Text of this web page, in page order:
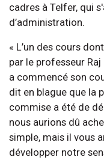
cadres à Telfer, qui
d’administration.
« L’un des cours
par le professeur Raj
a commencé son
dit en blague que la
commise a été de
nous aurions dû
simple, mais il vous
développer notre